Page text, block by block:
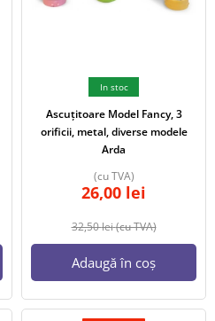
In stoc
Ascuțitoare Model Fancy, 3
orificii, metal, diverse modele
Arda
32,50lei(cu TVA)
26,00 lei
(cu TVA)
Adaugă în coș